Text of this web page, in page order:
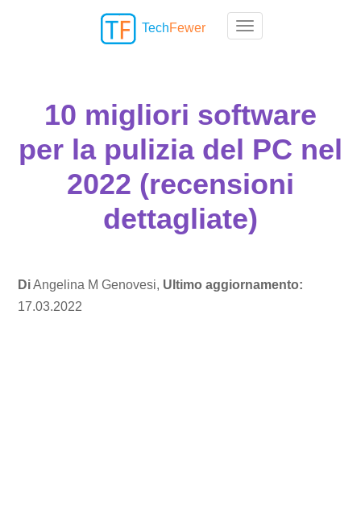
Toggle navigation
TechFewer
10 migliori software
per la pulizia del PC nel
2022 (recensioni
dettagliate)
DiAngelina M Genovesi, Ultimo aggiornamento:
17.03.2022